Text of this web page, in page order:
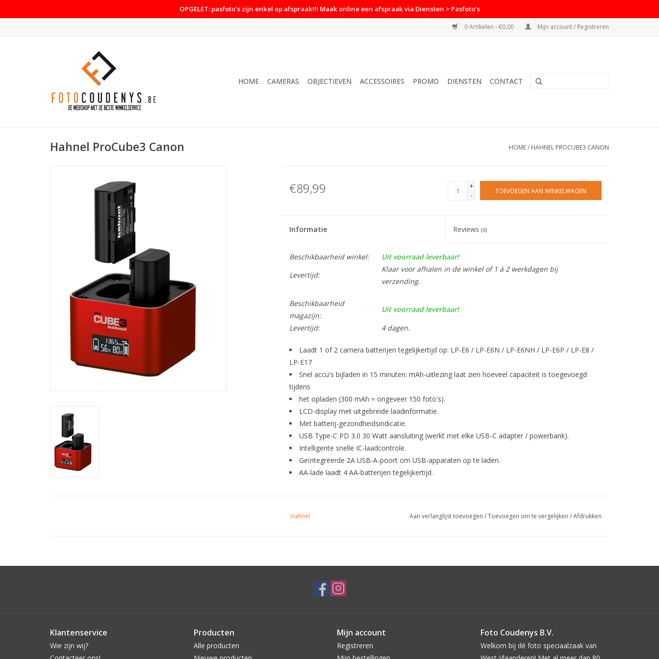
OPGELET: pasfoto's zijn enkel op afspraak!!! Maak online een afspraak via Diensten > Pasfoto's
0 Artikelen - €0,00 Mijn account / Registreren
HOME CAMERAS OBJECTIEVEN ACCESSOIRES PROMO DIENSTEN CONTACT
Hahnel ProCube3 Canon HOME/ HAHNEL PROCUBE3 CANON
€89,99
+
-
TOEVOEGEN AAN WINKELWAGEN
Informatie Reviews(0)
Beschikbaarheid winkel:
Uit voorraad leverbaar!
Levertijd:
Klaar voor afhalen in de winkel of 1 à 2 werkdagen bij
verzending.
Beschikbaarheid
magazijn:
Uit voorraad leverbaar!
Levertijd:
4 dagen.
Laadt 1 of 2 camera batterijen tegelijkertijd op: LP-E6 / LP-E6N / LP-E6NH / LP-E6P / LP-E8 /
LP-E17
Snel accu's bijladen in 15 minuten: mAh-uitlezing laat zien hoeveel capaciteit is toegevoegd
tijdens
het opladen (300 mAh = ongeveer 150 foto's).
LCD-display met uitgebreide laadinformatie.
Met batterij-gezondheidsindicatie.
USB Type-C PD 3.0 30 Watt aansluiting (werkt met elke USB-C adapter / powerbank).
Intelligente snelle IC-laadcontrole.
Geïntegreerde 2A USB-A-poort om USB-apparaten op te laden.
AA-lade laadt 4 AA-batterijen tegelijkertijd.
Hahnel Aan verlanglijst toevoegen /Toevoegen om te vergelijken /Afdrukken
Klantenservice
Wie zijn wij?
Producten
Alle producten
Mijn account
Registreren
Foto Coudenys B.V.
Welkom bij dé foto speciaalzaak van